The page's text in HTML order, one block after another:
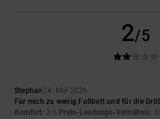
2/5
Stephan 24. Mai 2026
Für mich zu wenig Fußbett und für die
Komfort: 2/5 Preis-Leistungs-Verhältnis: 3